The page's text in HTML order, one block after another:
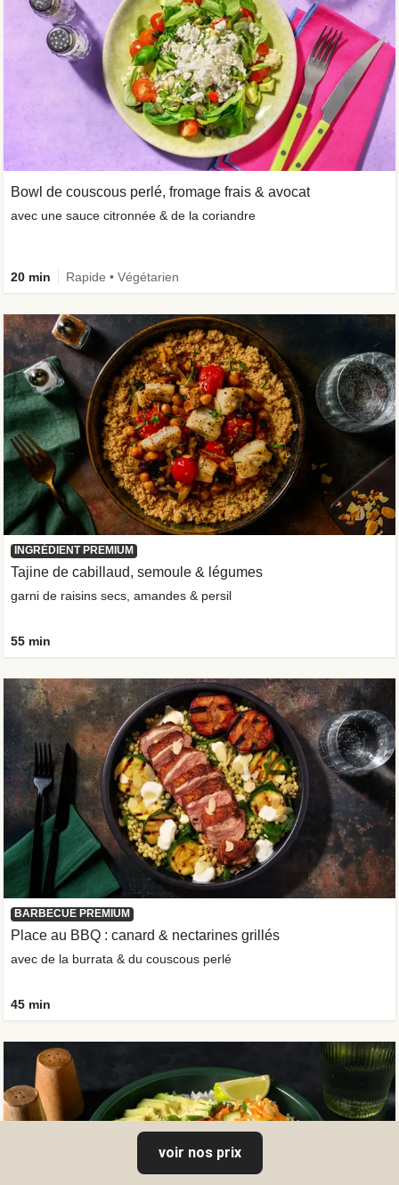
Bowl de couscous perlé, fromage frais & avocat
avec une sauce citronnée & de la coriandre
20 min Rapide • Végétarien
INGRÉDIENT PREMIUM
Tajine de cabillaud, semoule & légumes
garni de raisins secs, amandes & persil
55 min
BARBECUE PREMIUM
Place au BBQ : canard & nectarines grillés
avec de la burrata & du couscous perlé
45 min
voir nos prix